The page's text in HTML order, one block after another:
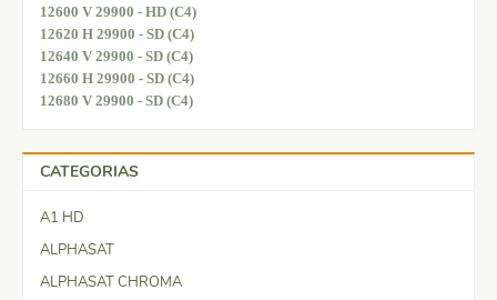
12600 V 29900 - HD (C4)
12620 H 29900 - SD (C4)
12640 V 29900 - SD (C4)
12660 H 29900 - SD (C4)
12680 V 29900 - SD (C4)
CATEGORIAS
A1 HD
ALPHASAT
ALPHASAT CHROMA